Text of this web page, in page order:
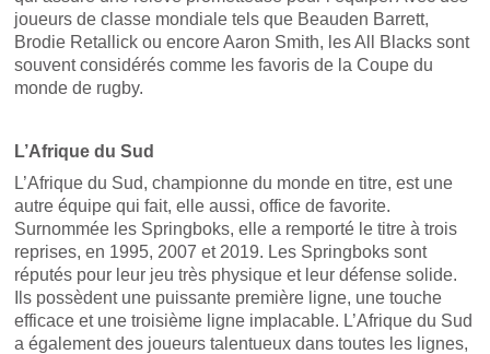
joueurs de classe mondiale tels que Beauden Barrett,
Brodie Retallick ou encore Aaron Smith, les All Blacks sont
souvent considérés comme les favoris de la Coupe du
monde de rugby.
L’Afrique du Sud
L’Afrique du Sud, championne du monde en titre, est une
autre équipe qui fait, elle aussi, office de favorite.
Surnommée les Springboks, elle a remporté le titre à trois
reprises, en 1995, 2007 et 2019. Les Springboks sont
réputés pour leur jeu très physique et leur défense solide.
Ils possèdent une puissante première ligne, une touche
efficace et une troisième ligne implacable. L’Afrique du Sud
a également des joueurs talentueux dans toutes les lignes,